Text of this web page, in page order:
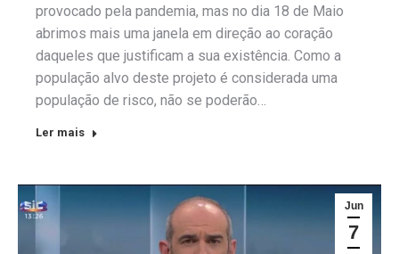
provocado pela pandemia, mas no dia 18 de Maio
abrimos mais uma janela em direção ao coração
daqueles que justificam a sua existência. Como a
população alvo deste projeto é considerada uma
população de risco, não se poderão…
Ler mais
Jun
7